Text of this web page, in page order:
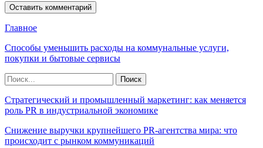
Главное
Способы уменьшить расходы на коммунальные услуги,
покупки и бытовые сервисы
Стратегический и промышленный маркетинг: как меняется
роль PR в индустриальной экономике
Снижение выручки крупнейшего PR-агентства мира: что
происходит с рынком коммуникаций